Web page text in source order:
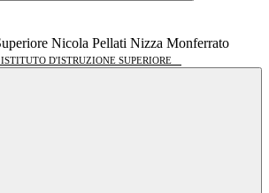
ISTITUTO D'ISTRUZIONE SUPERIORE